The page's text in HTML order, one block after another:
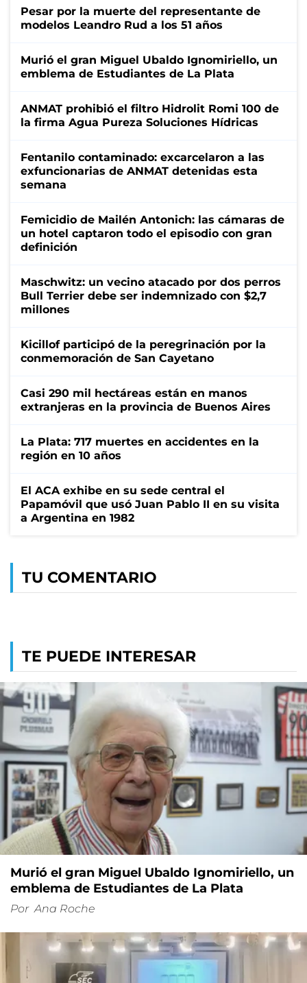
Pesar por la muerte del representante de
modelos Leandro Rud a los 51 años
Murió el gran Miguel Ubaldo Ignomiriello, un
emblema de Estudiantes de La Plata
ANMAT prohibió el filtro Hidrolit Romi 100 de
la firma Agua Pureza Soluciones Hídricas
Fentanilo contaminado: excarcelaron a las
exfuncionarias de ANMAT detenidas esta
semana
Femicidio de Mailén Antonich: las cámaras de
un hotel captaron todo el episodio con gran
definición
Maschwitz: un vecino atacado por dos perros
Bull Terrier debe ser indemnizado con $2,7
millones
Kicillof participó de la peregrinación por la
conmemoración de San Cayetano
Casi 290 mil hectáreas están en manos
extranjeras en la provincia de Buenos Aires
La Plata: 717 muertes en accidentes en la
región en 10 años
El ACA exhibe en su sede central el
Papamóvil que usó Juan Pablo II en su visita
a Argentina en 1982
TU COMENTARIO
TE PUEDE INTERESAR
Murió el gran Miguel Ubaldo Ignomiriello, un
emblema de Estudiantes de La Plata
Por Ana Roche